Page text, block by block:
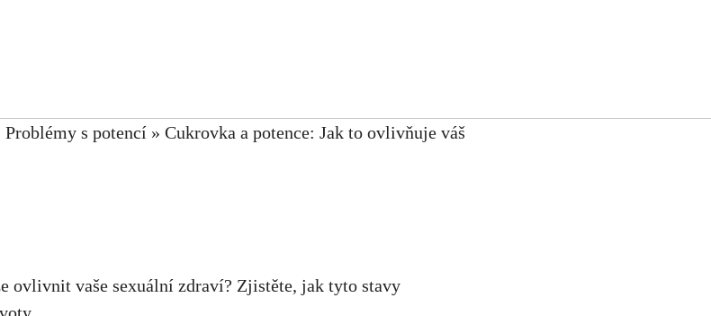
Problémy s potencí » Cukrovka a potence: Jak to ovlivňuje váš
ovlivnit vaše sexuální zdraví? Zjistěte, jak tyto stavy